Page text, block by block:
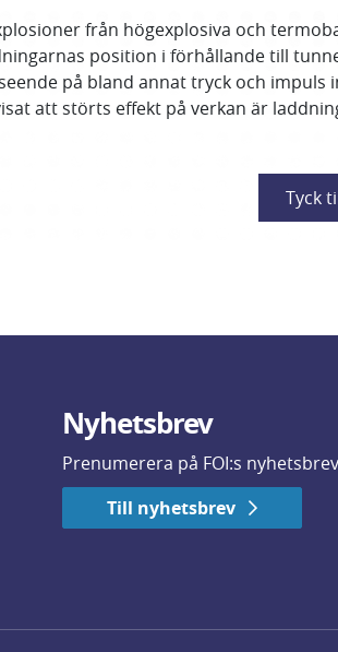
från högexplosiva och
position i förhållande till
på bland annat tryck och impuls
att störts effekt på verkan är
Tyck
Nyhetsbrev
Prenumerera på FOI:s nyhetsbrev
Till nyhetsbrev